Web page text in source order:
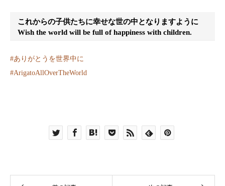
これからの子供たちに幸せな世の中となりますように
Wish the world will be full of happiness with children.
#ありがとうを世界中に
#ArigatoAllOverTheWorld